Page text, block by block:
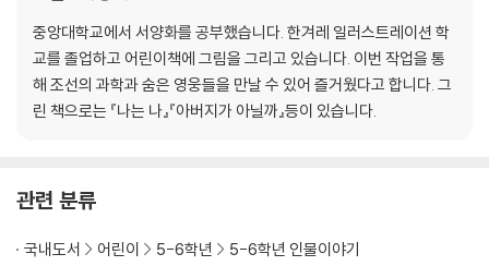
중앙대학교에서 서양화를 공부했습니다. 한겨레 일러스트레이션 학
교를 졸업하고 어린이책에 그림을 그리고 있습니다. 이번 작업을 통
해 조선의 과학과 숨은 영웅들을 만날 수 있어 즐거웠다고 합니다. 그
린 책으로는 『나는 나』『아버지가 아닐까』등이 있습니다.
관련 분류
국내도서 어린이 5-6학년
5-6학년 인물이야기